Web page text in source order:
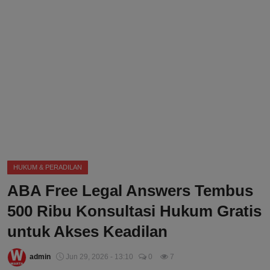
HUKUM & PERADILAN
ABA Free Legal Answers Tembus
500 Ribu Konsultasi Hukum Gratis
untuk Akses Keadilan
admin Jun 29, 2026 - 13:10 0 7